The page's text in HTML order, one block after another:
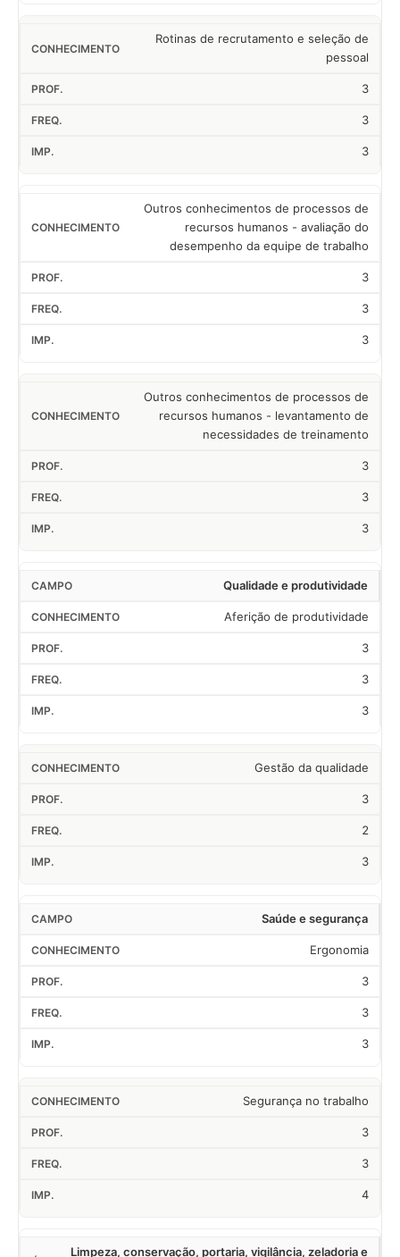
Rotinas de recrutamento e seleção de
pessoal
3
3
3
Outros conhecimentos de processos de
recursos humanos - avaliação do
desempenho da equipe de trabalho
3
3
3
Outros conhecimentos de processos de
recursos humanos - levantamento de
necessidades de treinamento
3
3
3
Qualidade e produtividade
Aferição de produtividade
3
3
3
Gestão da qualidade
3
2
3
Saúde e segurança
Ergonomia
3
3
3
Segurança no trabalho
3
3
4
Limpeza, conservação, portaria, vigilância, zeladoria e